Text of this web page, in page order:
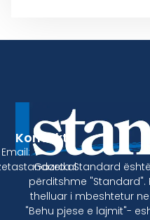
Gazeta Standard
përditshme "Standard".
thelluar i mbeshtetur
"Behu pjese e lajmit"-
Kontakt
Email: